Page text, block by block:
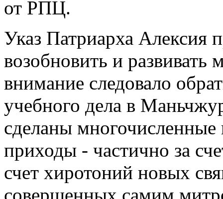
от РПЦ.
Указ Патриарха Алексия
возобновить и развивать
внимание следовало
учебного дела в
сделаны многочисленные
приходы - частично за
счет хиротоний новых
совершенных самим